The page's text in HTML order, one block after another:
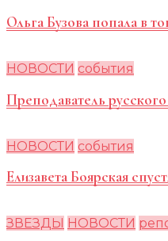
Ольга Бузова попала в
НОВОСТИ события
Преподаватель
НОВОСТИ события
Елизавета Боярская
ЗВЕЗДЫ НОВОСТИ